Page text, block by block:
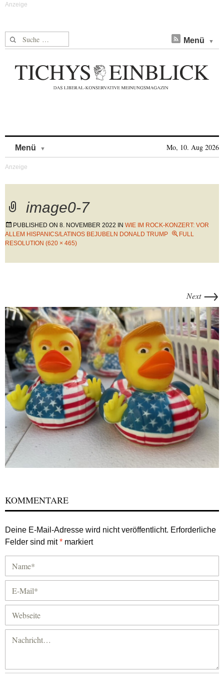
Suche nach: Menü
Menü Mo, 10. Aug 2026
image0-7
PUBLISHED ON 8. NOVEMBER 2022 IN WIE IM ROCK-KONZERT: VOR
ALLEM HISPANICS/LATINOS BEJUBELN DONALD TRUMP
FULL
RESOLUTION (620 × 465)
Next →
KOMMENTARE
Deine E-Mail-Adresse wird nicht veröffentlicht. Erforderliche
Felder sind mit* markiert